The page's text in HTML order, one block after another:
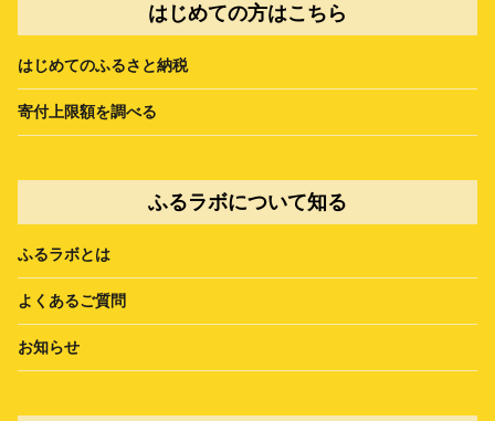
はじめての方はこちら
はじめてのふるさと納税
寄付上限額を調べる
ふるラボについて知る
ふるラボとは
よくあるご質問
お知らせ